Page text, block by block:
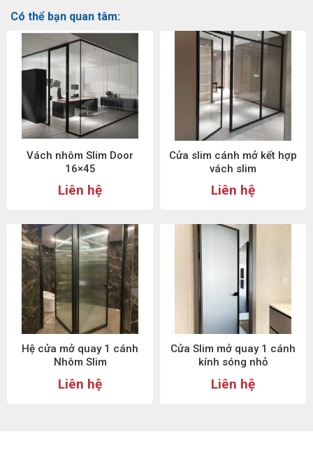
Có thể bạn quan tâm:
Vách nhôm Slim Door
16×45
Liên hệ
Cửa slim cánh mở kết hợp
vách slim
Liên hệ
Hệ cửa mở quay 1 cánh
Nhôm Slim
Liên hệ
Cửa Slim mở quay 1 cánh
kính sóng nhỏ
Liên hệ